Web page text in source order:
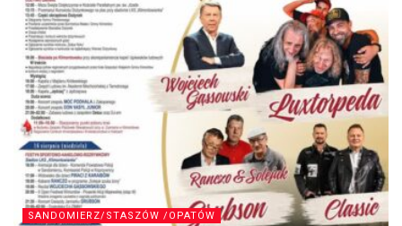
SANDOMIERZ/STASZÓW /OPATÓW